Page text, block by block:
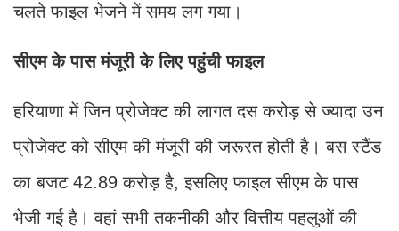
चलते फाइल भेजने में समय लग गया।
सीएम के पास मंजूरी के लिए पहुंची फाइल
हरियाणा में जिन प्रोजेक्ट की लागत दस करोड़ से ज्यादा उन
प्रोजेक्ट को सीएम की मंजूरी की जरूरत होती है। बस स्टैंड
का बजट 42.89 करोड़ है, इसलिए फाइल सीएम के पास
भेजी गई है। वहां सभी तकनीकी और वित्तीय पहलुओं की